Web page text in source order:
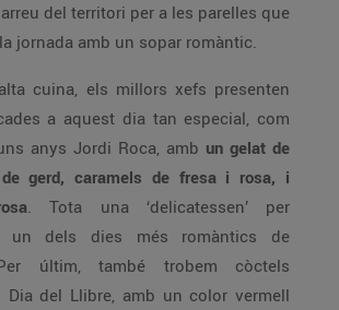
del territori per a les parelles que
jornada amb un sopar romàntic.
cuina, els millors xefs presenten
a aquest dia tan especial, com
anys Jordi Roca, amb un gelat de
gerd, caramels de fresa i rosa, i
. Tota una ‘delicatessen’ per
un dels dies més romàntics de
últim, també trobem còctels
Dia del Llibre, amb un color vermell